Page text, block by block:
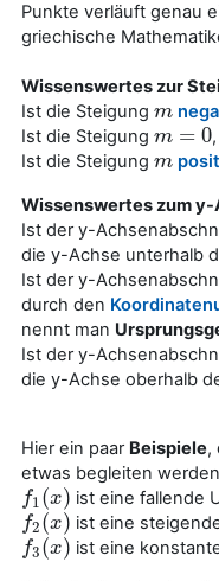
Punkte verläuft genau
griechische
Wissenswertes zur
Ist die Steigung m
m
Ist die Steigung m = 0
m=0
Ist die Steigung m
m
Wissenswertes zum
Ist der y-
die y-Achse unterhalb
Ist der y-
durch den
nennt man
Ist der y-
die y-Achse oberhalb
Hier ein paar Beispiele,
etwas begleiten
f1(x)
f1( x) ist eine fallende
f2(x)
f2(x) ist eine
f3(x)
f3(x) ist eine